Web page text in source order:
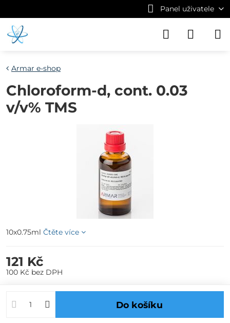
Panel uživatele
Armar e-shop
Chloroform-d, cont. 0.03
v/v% TMS
10x0.75ml Čtěte více
121 Kč
100 Kč bez DPH
Do košíku